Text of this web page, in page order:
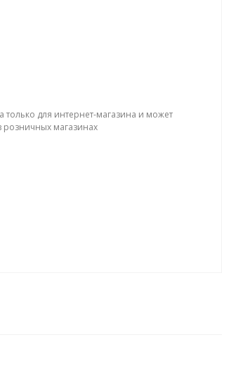
только для интернет-магазина и может
розничных магазинах